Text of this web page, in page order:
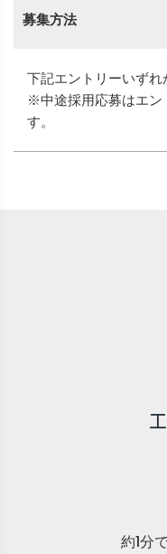
募集方法
下記エントリーいずれ
※中途採用応募はエン
す。
約1分